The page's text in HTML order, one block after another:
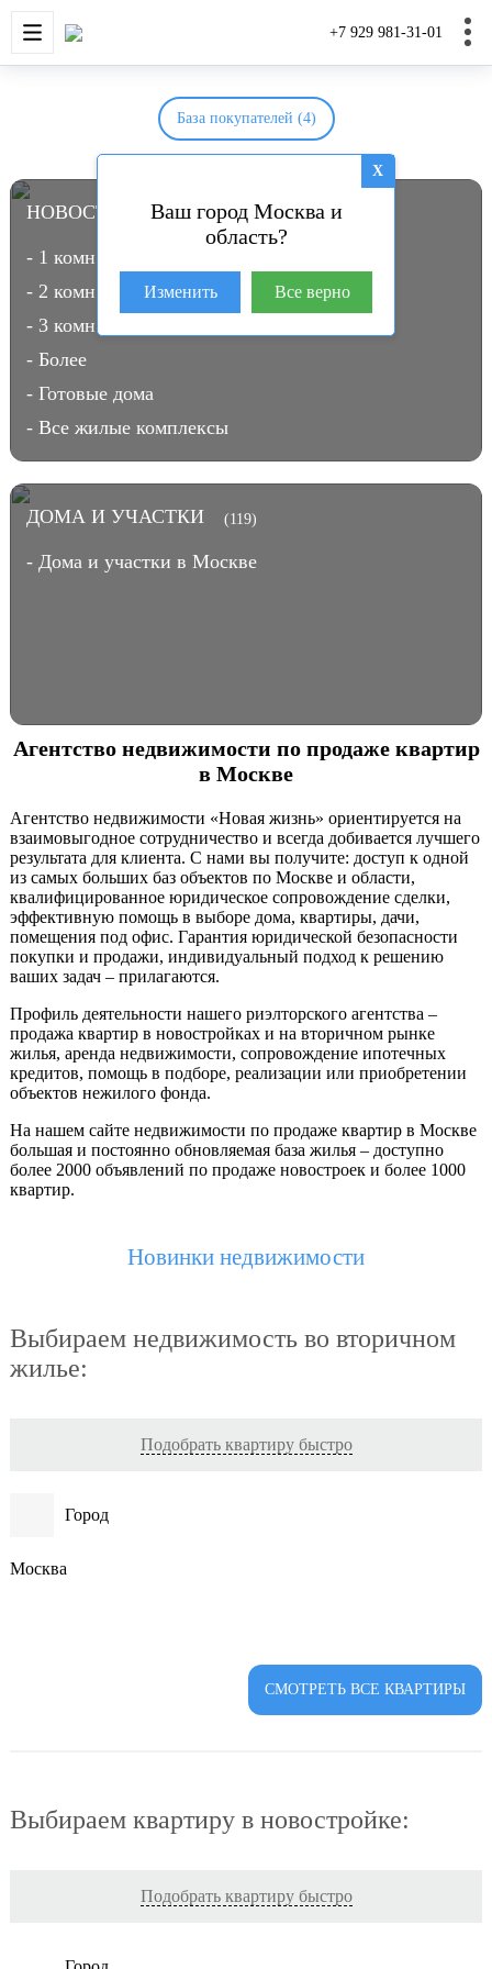
+7 929 981-31-01
НОВОСТРОЙКИ ДОМА И
X
Ваш город Москва и
область?
Изменить Все верно
База покупателей (4)
(3963)
НОВОСТРОЙКИ В МОСКВЕ
- 1 комн.
- 2 комн.
- 3 комн.
- Более
- Готовые дома
- Все жилые комплексы
(119)
ДОМА И УЧАСТКИ
- Дома и участки в Москве
Агентство недвижимости по продаже квартир
в Москве
Агентство недвижимости «Новая жизнь» ориентируется на
взаимовыгодное сотрудничество и всегда добивается лучшего
результата для клиента. С нами вы получите: доступ к одной
из самых больших баз объектов по Москве и области,
квалифицированное юридическое сопровождение сделки,
эффективную помощь в выборе дома, квартиры, дачи,
помещения под офис. Гарантия юридической безопасности
покупки и продажи, индивидуальный подход к решению
ваших задач – прилагаются.
Профиль деятельности нашего риэлторского агентства –
продажа квартир в новостройках и на вторичном рынке
жилья, аренда недвижимости, сопровождение ипотечных
кредитов, помощь в подборе, реализации или приобретении
объектов нежилого фонда.
На нашем сайте недвижимости по продаже квартир в Москве
большая и постоянно обновляемая база жилья – доступно
более 2000 объявлений по продаже новостроек и более 1000
квартир.
Новинки недвижимости
Выбираем недвижимость во вторичном
жилье:
Подобрать квартиру быстро
Город
Москва
СМОТРЕТЬ ВСЕ КВАРТИРЫ
Выбираем квартиру в новостройке:
Подобрать квартиру быстро